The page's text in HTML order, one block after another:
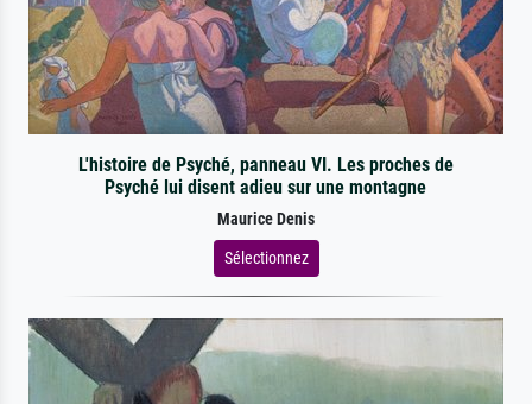
L'histoire de Psyché, panneau VI. Les proches de
Psyché lui disent adieu sur une montagne
Maurice Denis
Sélectionnez